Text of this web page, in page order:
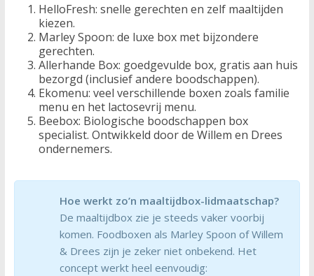
HelloFresh: snelle gerechten en zelf maaltijden
kiezen.
Marley Spoon: de luxe box met bijzondere
gerechten.
Allerhande Box: goedgevulde box, gratis aan huis
bezorgd (inclusief andere boodschappen).
Ekomenu: veel verschillende boxen zoals familie
menu en het lactosevrij menu.
Beebox: Biologische boodschappen box
specialist. Ontwikkeld door de Willem en Drees
ondernemers.
Hoe werkt zo’n maaltijdbox-lidmaatschap?
De maaltijdbox zie je steeds vaker voorbij
komen. Foodboxen als Marley Spoon of Willem
& Drees zijn je zeker niet onbekend. Het
concept werkt heel eenvoudig: